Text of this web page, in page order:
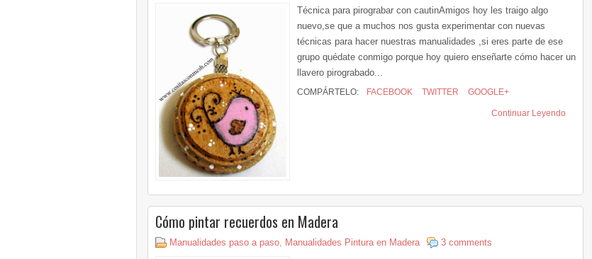
Técnica para pirograbar con cautinAmigos hoy les traigo algo
nuevo,se que a muchos nos gusta experimentar con nuevas
técnicas para hacer nuestras manualidades ,si eres parte de ese
grupo quédate conmigo porque hoy quiero enseñarte cómo hacer un
llavero pirograbado...
COMPÁRTELO: FACEBOOK TWITTER GOOGLE+
Continuar Leyendo
Cómo pintar recuerdos en Madera
Manualidades paso a paso, Manualidades Pintura en Madera
3 comments